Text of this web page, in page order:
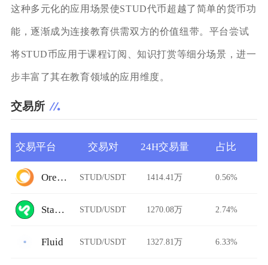
这种多元化的应用场景使STUD代币超越了简单的货币功
能，逐渐成为连接教育供需双方的价值纽带。平台尝试
将STUD币应用于课程订阅、知识打赏等细分场景，进一
步丰富了其在教育领域的应用维度。
交易所
交易平台 交易对 24H交易量 占比
Ore.Bz STUD/USDT 1414.41万 0.56%
StarkDefi STUD/USDT 1270.08万 2.74%
Fluid STUD/USDT 1327.81万 6.33%